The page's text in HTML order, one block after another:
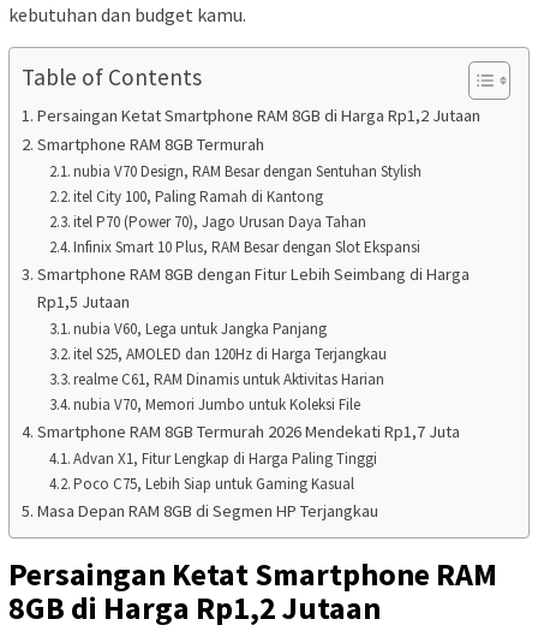
kebutuhan dan budget kamu.
Table of Contents
Persaingan Ketat Smartphone RAM 8GB di Harga Rp1,2 Jutaan
Smartphone RAM 8GB Termurah
nubia V70 Design, RAM Besar dengan Sentuhan Stylish
itel City 100, Paling Ramah di Kantong
itel P70 (Power 70), Jago Urusan Daya Tahan
Infinix Smart 10 Plus, RAM Besar dengan Slot Ekspansi
Smartphone RAM 8GB dengan Fitur Lebih Seimbang di Harga
Rp1,5 Jutaan
nubia V60, Lega untuk Jangka Panjang
itel S25, AMOLED dan 120Hz di Harga Terjangkau
realme C61, RAM Dinamis untuk Aktivitas Harian
nubia V70, Memori Jumbo untuk Koleksi File
Smartphone RAM 8GB Termurah 2026 Mendekati Rp1,7 Juta
Advan X1, Fitur Lengkap di Harga Paling Tinggi
Poco C75, Lebih Siap untuk Gaming Kasual
Masa Depan RAM 8GB di Segmen HP Terjangkau
Persaingan Ketat Smartphone RAM
8GB di Harga Rp1,2 Jutaan